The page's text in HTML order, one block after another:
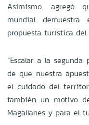
Asimismo, agregó
mundial
propuesta turística
“Escalar a la
de que nuestra
el cuidado del
también un motivo
Magallanes y para el